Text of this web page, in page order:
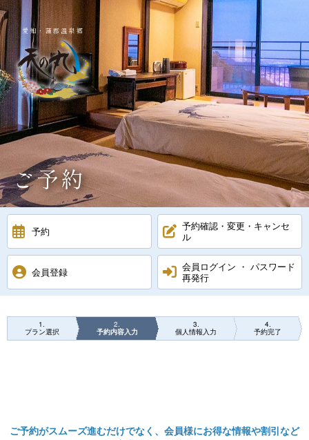
愛知・蒲郡温泉郷
ご予約
予約
予約確認・変更・キャンセ
ル
会員登録
会員ログイン ・ パスワード
再発行
1
プラン選択
2
予約内容入力
3
個人情報入力
4
予約完了
ご予約がスムーズ進むだけでなく、会員様にお得な情報や割引など